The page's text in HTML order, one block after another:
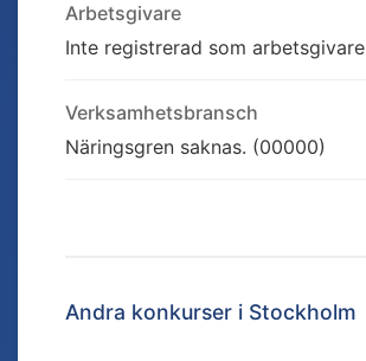
Arbetsgivare
Inte registrerad som arbetsgivare
Verksamhetsbransch
Näringsgren saknas. (00000)
Andra konkurser i Stockholm